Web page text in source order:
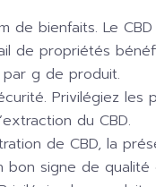
bienfaits. Le
de propriétés
par g de produit.
Privilégiez
du CBD.
de CBD, la
signe de